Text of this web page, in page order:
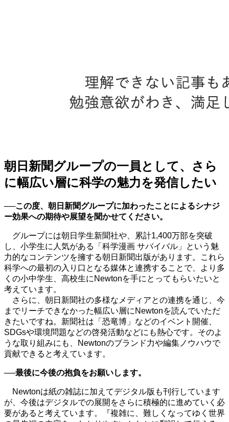
朝日新聞グループの一員として、さら
に幅広い層に科学の魅力を発信したい
──この度、朝日新聞グループに加わったことによるシナジ
ー効果への期待や展望を聞かせてください。
グループには朝日学生新聞社や、累計1,400万部を突破
し、小学生に人気がある「科学漫画 サバイバル」という魅
力的なコンテンツを擁する朝日新聞出版があります。これら
科学への最初の入り口となる媒体と連携することで、より多
くの小中学生、高校生に Newtonを手にとってもらいたいと
考えています。
さらに、朝日新聞社の多様なメディアとの連携を通じ、今
までリーチできなかった幅広い層に Newtonを読んでいただ
きたいですね。新聞社は「恐竜博」などのイベント開催、
SDGsや環境問題などの啓発活動などにも熱心です。そのよ
うな取り組みにも、
Newtonのブランド力や編集ノウハウで
貢献できると考えています。
──最後に今後の抱負をお願いします。
Newtonは紙の雑誌に加えてデジタル版も刊行しています
が、今後はデジタルでの展開をさらに積極的に進めていく必
要があると考えています。『複雑に、難しくなってゆく世界